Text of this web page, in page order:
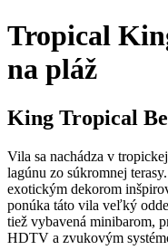
Tropical
na pláž
King Tropical
Vila sa nachádza v
lagúnu zo súkromnej
exotickým dekorom
ponúka táto vila veľký
tiež vybavená minibarom,
HDTV a zvukovým